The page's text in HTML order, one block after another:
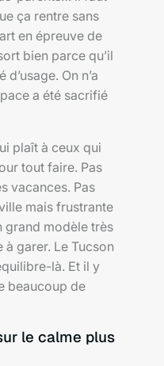
ça rentre sans
en épreuve de
bien parce qu’il
On n’a
a été sacrifié
plaît à ceux qui
tout faire. Pas
vacances. Pas
mais frustrante
grand modèle très
garer. Le Tucson
là. Et il y
beaucoup de
le calme plus